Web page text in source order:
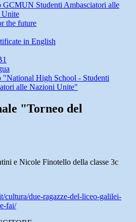
GCMUN Studenti Ambasciatori alle
the future
in English
"National High School - Studenti
alle Nazioni Unite"
"Torneo del
e Nicole Finotello della classe 3c
cultura/due-ragazze-del-liceo-galilei-
fai/